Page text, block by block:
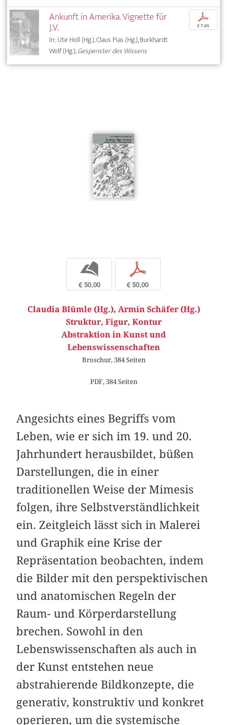
Ankunft in Amerika. Vignette für
J.V.
In: Ute Holl (Hg.), Claus Pias (Hg.), Burkhardt
Wolf (Hg.),Gespenster des Wissens
p
€ 7,95
b
€ 50,00
p
€ 50,00
Claudia Blümle (Hg.), Armin Schäfer (Hg.)
Struktur, Figur, Kontur
Abstraktion in Kunst und
Lebenswissenschaften
Broschur, 384 Seiten
PDF, 384 Seiten
Angesichts eines Begriffs vom
Leben, wie er sich im 19. und 20.
Jahrhundert herausbildet, büßen
Darstellungen, die in einer
traditionellen Weise der Mimesis
folgen, ihre Selbstverständlichkeit
ein. Zeitgleich lässt sich in Malerei
und Graphik eine Krise der
Repräsentation beobachten, indem
die Bilder mit den perspektivischen
und anatomischen Regeln der
Raum- und Körperdarstellung
brechen. Sowohl in den
Lebenswissenschaften als auch in
der Kunst entstehen neue
abstrahierende Bildkonzepte, die
generativ, konstruktiv und konkret
operieren, um die systemische